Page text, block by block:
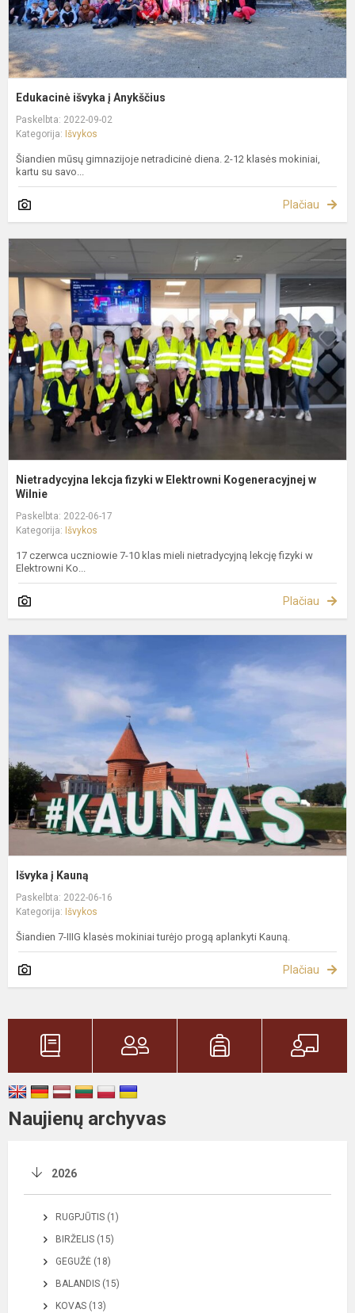
Edukacinė išvyka į Anykščius
Paskelbta: 2022-09-02
Kategorija: Išvykos
Šiandien mūsų gimnazijoje netradicinė diena. 2-12 klasės mokiniai,
kartu su savo...
Plačiau
Nietradycyjna lekcja fizyki w Elektrowni Kogeneracyjnej w
Wilnie
Paskelbta: 2022-06-17
Kategorija: Išvykos
17 czerwca uczniowie 7-10 klas mieli nietradycyjną lekcję fizyki w
Elektrowni Ko...
Plačiau
Išvyka į Kauną
Paskelbta: 2022-06-16
Kategorija: Išvykos
Šiandien 7-IIIG klasės mokiniai turėjo progą aplankyti Kauną.
Plačiau
Naujienų archyvas
2026
RUGPJŪTIS (1)
BIRŽELIS (15)
GEGUŽĖ (18)
BALANDIS (15)
KOVAS (13)